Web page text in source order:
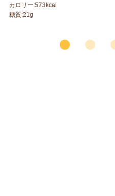
カロリー:573 kcal
糖質:21g